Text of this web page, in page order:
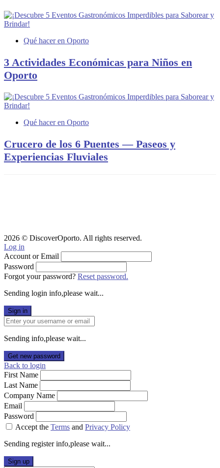
Qué hacer en Oporto
3 Actividades Económicas para Niños en
Oporto
Qué hacer en Oporto
Crucero de los 6 Puentes — Paseos y
Experiencias Fluviales
2026 © DiscoverOporto. All rights reserved.
Log in
Account or Email
Password
Forgot your password? Reset password.
Sending login info,please wait...
Sign in
Sending info,please wait...
Get new password
Back to login
First Name
Last Name
Company Name
Email
Password
Accept the Terms and Privacy Policy
Sending register info,please wait...
Sign up